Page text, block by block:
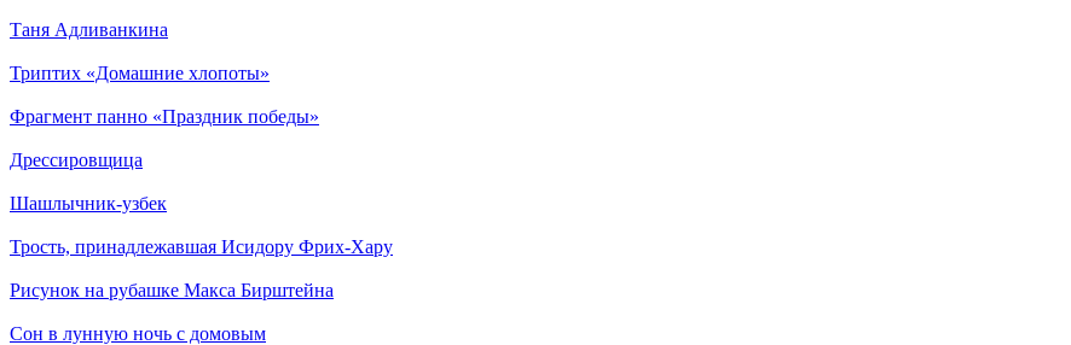
Таня Адливанкина
Триптих «Домашние хлопоты»
Фрагмент панно «Праздник победы»
Дрессировщица
Шашлычник-узбек
Трость, принадлежавшая Исидору Фрих-Хару
Рисунок на рубашке Макса Бирштейна
Сон в лунную ночь с домовым